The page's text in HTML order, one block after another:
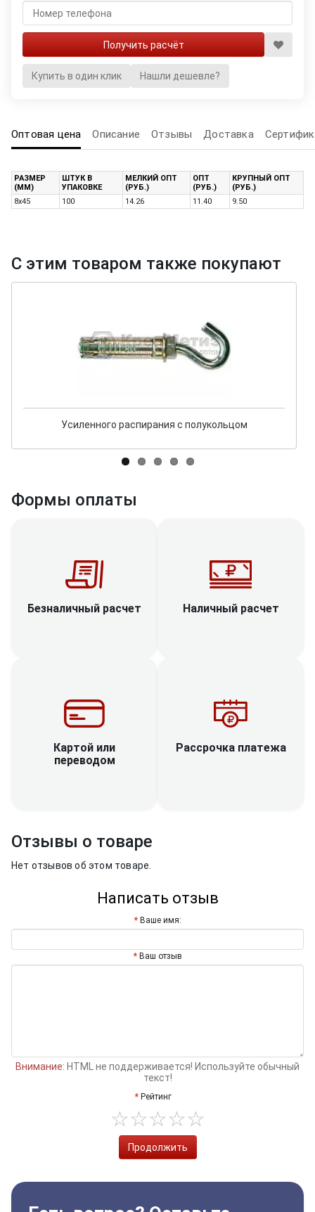
Купить в один клик Нашли дешевле?
Оптовая цена Описание Отзывы Доставка
РАЗМЕР
(ММ)
ШТУК В
УПАКОВКЕ
МЕЛКИЙ ОПТ
(РУБ.)
ОПТ
(РУБ.)
КРУПНЫЙ ОПТ
(РУБ.)
8х45
100 14.26 11.40 9.50
С этим товаром также покупают
Усиленного распирания с полукольцом
Формы оплаты
Безналичный расчет Наличный расчет
Картой или
переводом
Рассрочка платежа
Отзывы о товаре
Нет отзывов об этом товаре.
Написать отзыв
Ваше имя:
Ваш отзыв
Внимание: HTML не поддерживается! Используйте обычный
текст!
Рейтинг
Продолжить